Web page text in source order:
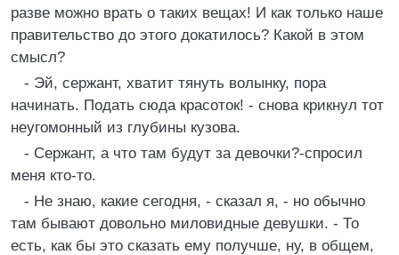
разве можно врать о таких вещах! И как только наше
правительство до этого докатилось? Какой в этом
смысл?
- Эй, сержант, хватит тянуть волынку, пора
начинать. Подать сюда красоток! - снова крикнул тот
неугомонный из глубины кузова.
- Сержант, а что там будут за девочки?-спросил
меня кто-то.
- Не знаю, какие сегодня, - сказал я, - но обычно
там бывают довольно миловидные девушки. - То
есть, как бы это сказать ему получше, ну, в общем,